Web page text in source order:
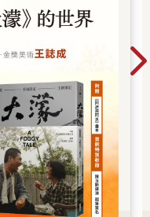
他抓起兩根滾木鉤。迪
動身，經過農舍從後門
見書桌附近的地面堆了
。他一看就火大。
子從她房裡問，她躺在